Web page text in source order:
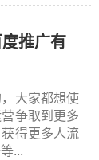
推广有
大家都想使
争取到更多
得更多人流
...